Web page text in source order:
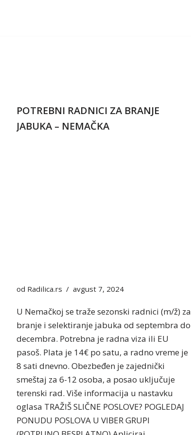
POTREBNI RADNICI ZA BRANJE
JABUKA – NEMAČKA
od Radilica.rs avgust 7, 2024
U Nemačkoj se traže sezonski radnici (m/ž) za
branje i selektiranje jabuka od septembra do
decembra. Potrebna je radna viza ili EU
pasoš. Plata je 14€ po satu, a radno vreme je
8 sati dnevno. Obezbeđen je zajednički
smeštaj za 6-12 osoba, a posao uključuje
terenski rad. Više informacija u nastavku
oglasa TRAŽIŠ SLIČNE POSLOVE? POGLEDAJ
PONUDU POSLOVA U VIBER GRUPI